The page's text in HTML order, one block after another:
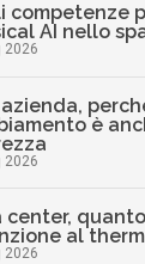
competenze
AI nello
2026
azienda,
è
2026
center,
al
2026